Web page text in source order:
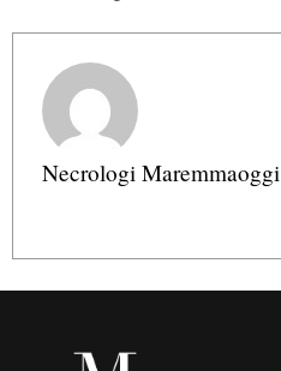
Necrologi Maremmaoggi